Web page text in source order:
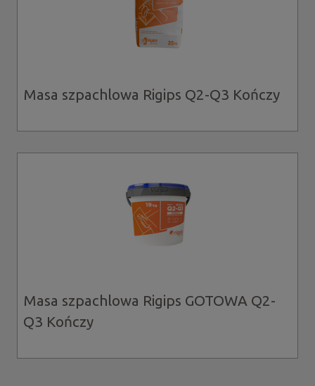
Masa szpachlowa Rigips Q2-Q3 Kończy
Masa szpachlowa Rigips GOTOWA Q2-
Q3 Kończy